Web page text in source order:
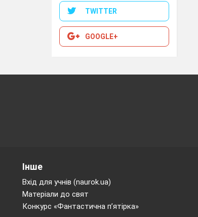
TWITTER
GOOGLE+
Інше
Вхід для учнів (naurok.ua)
Матеріали до свят
Конкурс «Фантастична п’ятірка»